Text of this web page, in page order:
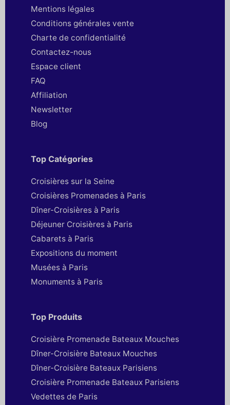
Mentions légales
Conditions générales vente
Charte de confidentialité
Contactez-nous
Espace client
FAQ
Affiliation
Newsletter
Blog
Top Catégories
Croisières sur la Seine
Croisières Promenades à Paris
Dîner-Croisières à Paris
Déjeuner Croisières à Paris
Cabarets à Paris
Expositions du moment
Musées à Paris
Monuments à Paris
Top Produits
Croisière Promenade Bateaux Mouches
Dîner-Croisière Bateaux Mouches
Dîner-Croisière Bateaux Parisiens
Croisière Promenade Bateaux Parisiens
Vedettes de Paris